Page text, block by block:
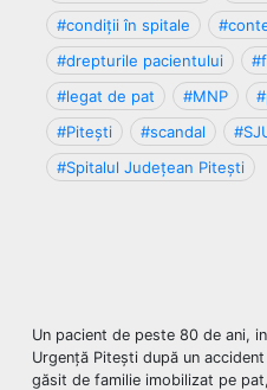
#condiții în spitale
#drepturile pacientului
#legat de pat
#MNP
#Pitești
#scandal
#Spitalul Județean Pitești
Un pacient de peste 80 de ani,
Urgență Pitești după un
găsit de familie imobilizat pe